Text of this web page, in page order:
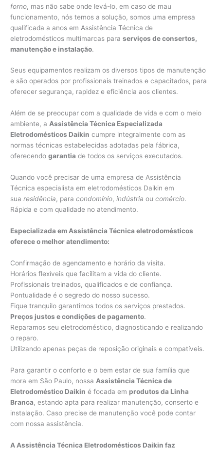
forno, mas não sabe onde levá-lo, em caso de mau
funcionamento, nós temos a solução, somos uma empresa
qualificada a anos em Assistência Técnica de
eletrodomésticos multimarcas paraserviços de consertos,
manutenção e instalação.
Seus equipamentos realizam os diversos tipos de manutenção
e são operados por profissionais treinados e capacitados, para
oferecer segurança, rapidez e eficiência aos clientes.
Além de se preocupar com a qualidade de vida e com o meio
ambiente, aAssistência Técnica Especializada
Eletrodomésticos Daikin cumpre integralmente com as
normas técnicas estabelecidas adotadas pela fábrica,
oferecendogarantia de todos os serviços executados.
Quando você precisar de uma empresa de Assistência
Técnica especialista em eletrodomésticos Daikin em
suaresidência, paracondomínio,indústria oucomércio.
Rápida e com qualidade no atendimento.
Especializada em Assistência Técnica eletrodomésticos
oferece o melhor atendimento:
Confirmação de agendamento e horário da visita.
Horários flexíveis que facilitam a vida do cliente.
Profissionais treinados, qualificados e de confiança.
Pontualidade é o segredo do nosso sucesso.
Fique tranquilo garantimos todos os serviços prestados.
Preços justos e condições de pagamento.
Reparamos seu eletrodoméstico, diagnosticando e realizando
o reparo.
Utilizando apenas peças de reposição originais e compatíveis.
Para garantir o conforto e o bem estar de sua família que
mora em São Paulo, nossa Assistência Técnica de
Eletrodoméstico Daikin é focada em produtos da Linha
Branca, estando apta para realizar manutenção, conserto e
instalação. Caso precise de manutenção você pode contar
com nossa assistência.
A Assistência Técnica Eletrodomésticos Daikin faz